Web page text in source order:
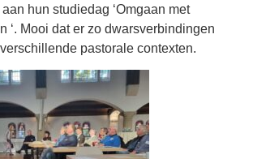
hun studiedag ‘Omgaan met
‘. Mooi dat er zo dwarsverbindingen
pastorale contexten.